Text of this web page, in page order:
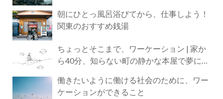
朝にひとっ風呂浴びてから、仕事しよう！
関東のおすすめ銭湯
ちょっとそこまで、ワーケーション | 家か
ら40分、知らない町の静かな本屋で夢に近
働きたいように働ける社会のために、ワー
ケーションができること